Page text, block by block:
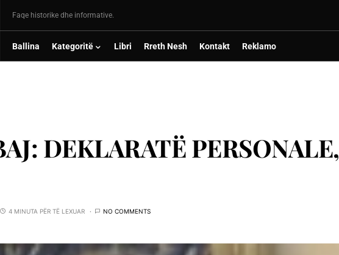
Faqe historike dhe informative.
Ballina Kategoritë Libri Rreth Nesh Kontakt Reklamo
DEKLARATË PERSONALE,
4 MINUTA PËR TË LEXUAR NO COMMENTS